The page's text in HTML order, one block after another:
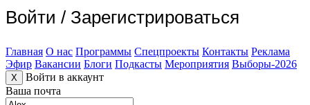
Войти / Зарегистрироваться
Главная О нас Программы Спецпроекты Контакты Реклама
Эфир Вакансии Блоги Подкасты Мероприятия Выборы-2026
X
Войти в аккаунт
Ваша почта